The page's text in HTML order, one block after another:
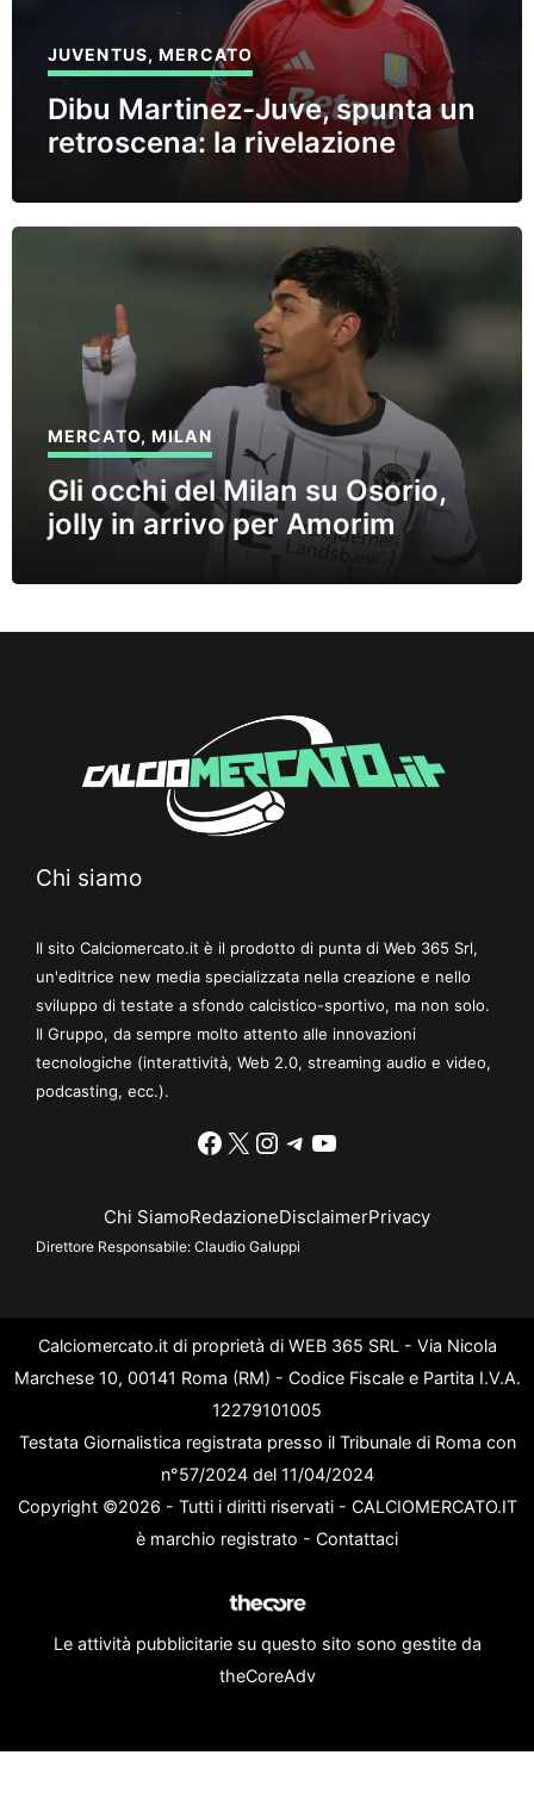
JUVENTUS,MERCATO
Dibu Martinez-Juve, spunta un
retroscena: la rivelazione
MERCATO,MILAN
Gli occhi del Milan su Osorio,
jolly in arrivo per Amorim
Chi siamo
Il sito Calciomercato.it è il prodotto di punta di Web 365 Srl,
un'editrice new media specializzata nella creazione e nello
sviluppo di testate a sfondo calcistico-sportivo, ma non solo.
Il Gruppo, da sempre molto attento alle innovazioni
tecnologiche (interattività, Web 2.0, streaming audio e video,
podcasting, ecc.).
Facebook
X Instagram
Telegram
YouTube
Chi SiamoRedazioneDisclaimerPrivacy
Direttore Responsabile: Claudio Galuppi
Calciomercato.it di proprietà di WEB 365 SRL - Via Nicola
Marchese 10, 00141 Roma (RM) - Codice Fiscale e Partita I.V.A.
12279101005
Testata Giornalistica registrata presso il Tribunale di Roma con
n°57/2024 del 11/04/2024
Copyright ©2026 - Tutti i diritti riservati - CALCIOMERCATO.IT
è marchio registrato - Contattaci
Le attività pubblicitarie su questo sito sono gestite da
theCoreAdv